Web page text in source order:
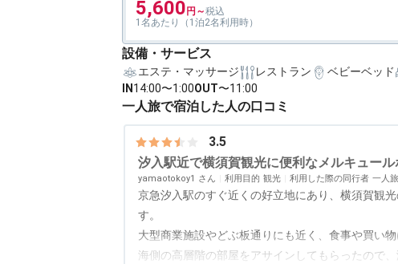
5,600
1名あたり（1泊2名利用時）
設備・サービス
エステ・マッサージ レストラン ベビーベッド
IN 14:00〜1:00OUT〜11:00
一人旅で宿泊した人の口コミ
3.5
汐入駅近で横須賀観光に便利なメルキュー
yamaotokoy1 利用目的 観光 利用した際の同行者 一人旅
京急汐入駅のすぐ近くの好立地にあり、横須賀観
す。
大型商業施設やどぶ板通りにも近く、食事や買い物
海側の高層階の部屋をアサインしてもらったので